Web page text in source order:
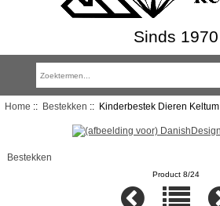
Sinds 1970
Home :: Bestekken :: Kinderbestek Dieren Keltum
Bestekken
Product 8/24